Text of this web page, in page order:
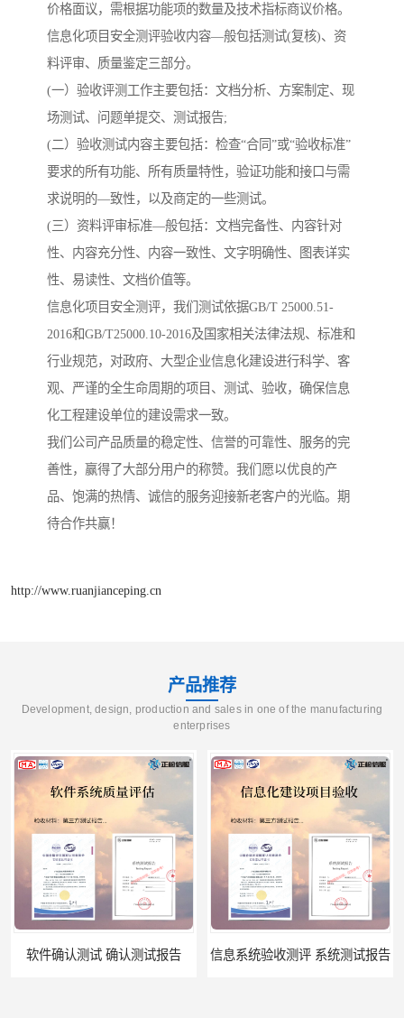
价格面议，需根据功能项的数量及技术指标商议价格。
信息化项目安全测评验收内容—般包括测试(复核)、资
料评审、质量鉴定三部分。
(一）验收评测工作主要包括：文档分析、方案制定、现
场测试、问题单提交、测试报告;
(二）验收测试内容主要包括：检查“合同”或“验收标准”
要求的所有功能、所有质量特性，验证功能和接口与需
求说明的—致性，以及商定的一些测试。
(三）资料评审标准—般包括：文档完备性、内容针对
性、内容充分性、内容一致性、文字明确性、图表详实
性、易读性、文档价值等。
信息化项目安全测评，我们测试依据GB/T 25000.51-
2016和GB/T25000.10-2016及国家相关法律法规、标准和
行业规范，对政府、大型企业信息化建设进行科学、客
观、严谨的全生命周期的项目、测试、验收，确保信息
化工程建设单位的建设需求一致。
我们公司产品质量的稳定性、信誉的可靠性、服务的完
善性，赢得了大部分用户的称赞。我们愿以优良的产
品、饱满的热情、诚信的服务迎接新老客户的光临。期
待合作共赢！
http://www.ruanjianceping.cn
产品推荐
Development, design, production and sales in one of the manufacturing
enterprises
软件确认测试 确认测试报告 信息系统验收测评 系统测试报告